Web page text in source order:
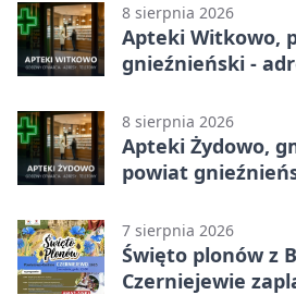
8 sierpnia 2026
Apteki Witkowo,
gnieźnieński -
8 sierpnia 2026
Apteki Żydowo,
powiat
7 sierpnia 2026
Święto plonów z
Czerniejewie